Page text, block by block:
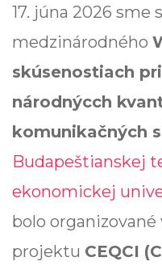
17. júna 2026 sme
medzinárodného
skúsenostiach
národnýcch
komunikačných
Budapeštianskej
ekonomickej
bolo organizované
projektu CEQCI